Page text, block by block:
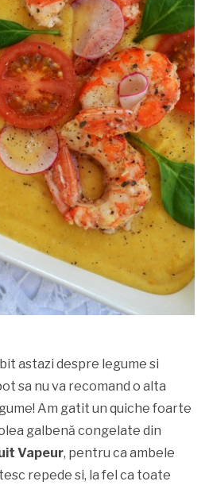
astazi despre legume si
sa nu va recomand o alta
Am gatit un quiche foarte
galbenă congelate din
Vapeur, pentru ca ambele
repede si, la fel ca toate